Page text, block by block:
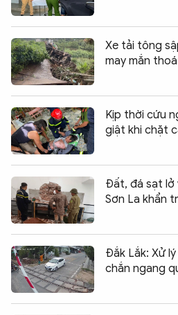
Xe tải tông
may mắn
Kịp thời cứu
giật khi chặt
Đất, đá sạt lở
Sơn La khẩn
Đắk Lắk: Xử
chắn ngang